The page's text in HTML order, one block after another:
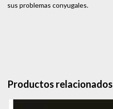
sus problemas conyugales.
Productos relacionados